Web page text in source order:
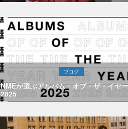
ブログ
NMEが選ぶアルバム・オブ・ザ・イヤー
2025